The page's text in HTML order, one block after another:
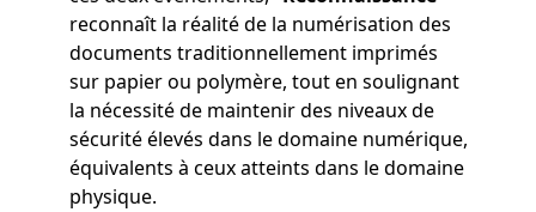
reconnaît la réalité de la numérisation des
documents traditionnellement imprimés
sur papier ou polymère, tout en soulignant
la nécessité de maintenir des niveaux de
sécurité élevés dans le domaine numérique,
équivalents à ceux atteints dans le domaine
physique.